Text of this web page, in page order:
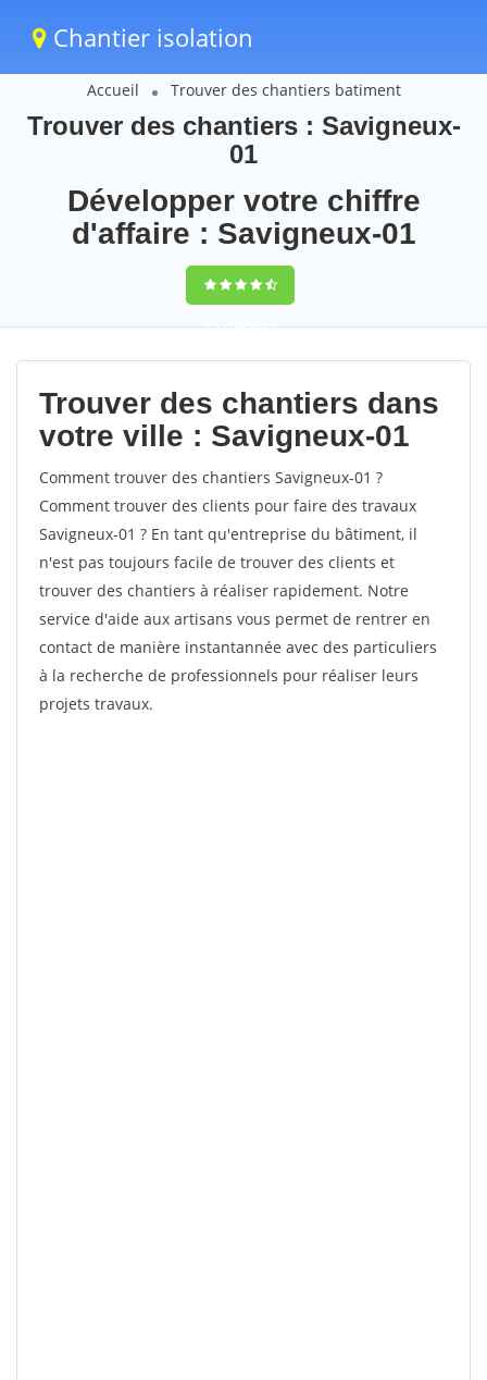
Chantier isolation
Accueil Trouver des chantiers batiment
Trouver des chantiers : Savigneux-
01
Développer votre chiffre
d'affaire : Savigneux-01
9,5(100%)64
votes
Trouver des chantiers dans
votre ville : Savigneux-01
Comment trouver des chantiers Savigneux-01 ?
Comment trouver des clients pour faire des travaux
Savigneux-01 ? En tant qu'entreprise du bâtiment, il
n'est pas toujours facile de trouver des clients et
trouver des chantiers à réaliser rapidement. Notre
service d'aide aux artisans vous permet de rentrer en
contact de manière instantannée avec des particuliers
à la recherche de professionnels pour réaliser leurs
projets travaux.